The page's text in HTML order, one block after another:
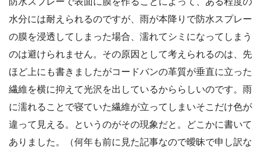
水分には耐えられるのですが、雨が本降りで防水スプレー
の膜を浸透してしまった場合、濡れてシミになってしまう
のは避けられません。その原因として考えられるのは、先
ほど上にも書きましたがコードバンの革質が垂直に立った
繊維を横に抑えて光沢を出しているかららしいのです。雨
に濡れることで寝ていた繊維が立ってしまいそこだけ色が
違って見える。というのがその現象だと。どこかに書いて
ありました。（何年も前に見た記事なので曖昧で申し訳な